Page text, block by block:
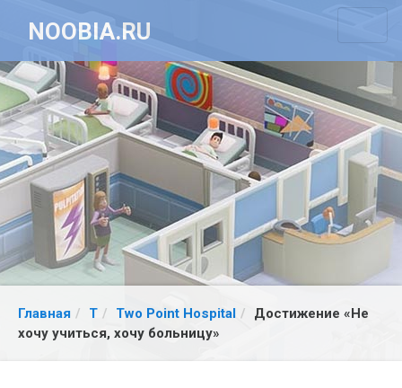
NOOBIA.RU
Главная T Two Point Hospital
Достижение «Не
хочу учиться, хочу больницу»